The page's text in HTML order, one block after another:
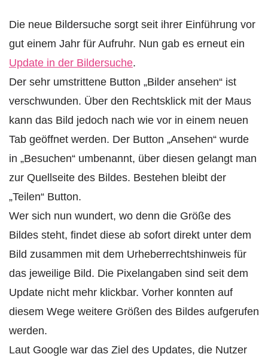
Die neue Bildersuche sorgt seit ihrer Einführung vor
gut einem Jahr für Aufruhr. Nun gab es erneut ein
Update in der Bildersuche.
Der sehr umstrittene Button „Bilder ansehen“ ist
verschwunden. Über den Rechtsklick mit der Maus
kann das Bild jedoch nach wie vor in einem neuen
Tab geöffnet werden. Der Button „Ansehen“ wurde
in „Besuchen“ umbenannt, über diesen gelangt man
zur Quellseite des Bildes. Bestehen bleibt der
„Teilen“ Button.
Wer sich nun wundert, wo denn die Größe des
Bildes steht, findet diese ab sofort direkt unter dem
Bild zusammen mit dem Urheberrechtshinweis für
das jeweilige Bild. Die Pixelangaben sind seit dem
Update nicht mehr klickbar. Vorher konnten auf
diesem Wege weitere Größen des Bildes aufgerufen
werden.
Laut Google war das Ziel des Updates, die Nutzer